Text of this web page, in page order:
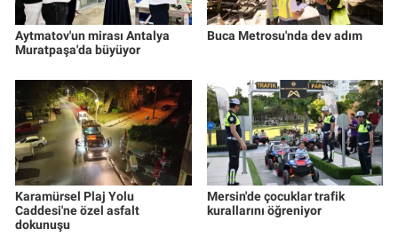
Aytmatov'un mirası Antalya
Muratpaşa'da büyüyor
Buca Metrosu'nda dev adım
Karamürsel Plaj Yolu
Caddesi'ne özel asfalt
dokunuşu
Mersin'de çocuklar trafik
kurallarını öğreniyor